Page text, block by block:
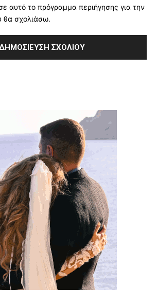
αυτό το πρόγραμμα περιήγησης για την
θα σχολιάσω.